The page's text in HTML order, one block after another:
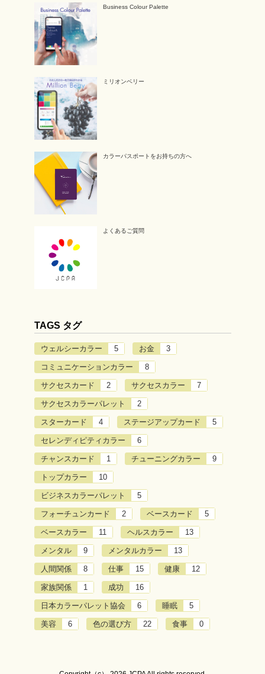
Business Colour Palette
ミリオンベリー
カラーパスポートをお持ちの方へ
よくあるご質問
TAGS タグ
ウェルシーカラー 5 お金 3
コミュニケーションカラー 8
サクセスカード 2 サクセスカラー 7
サクセスカラーパレット 2
スターカード 4 ステージアップカード 5
セレンディピティカラー 6
チャンスカード 1 チューニングカラー 9
トップカラー 10
ビジネスカラーパレット 5
フォーチュンカード 2 ベースカード 5
ベースカラー 11 ヘルスカラー 13
メンタル 9 メンタルカラー 13
人間関係 8 仕事 15 健康 12
家族関係 1 成功 16
日本カラーパレット協会 6 睡眠 5
美容 6 色の選び方 22 食事 0